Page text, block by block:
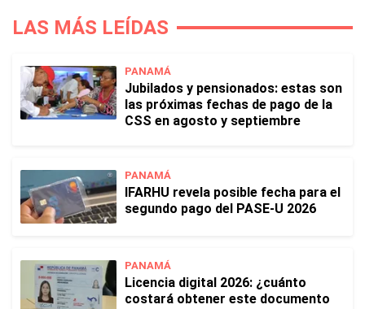
LAS MÁS LEÍDAS
PANAMÁ
Jubilados y pensionados: estas son
las próximas fechas de pago de la
CSS en agosto y septiembre
PANAMÁ
IFARHU revela posible fecha para el
segundo pago del PASE-U 2026
PANAMÁ
Licencia digital 2026: ¿cuánto
costará obtener este documento